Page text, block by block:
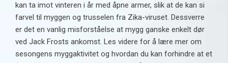
kan ta imot vinteren i år med åpne armer, slik at de kan si
farvel til myggen og trusselen fra Zika-viruset. Dessverre
er det en vanlig misforståelse at mygg ganske enkelt dør
ved Jack Frosts ankomst. Les videre for å lære mer om
sesongens myggaktivitet og hvordan du kan forhindre at et